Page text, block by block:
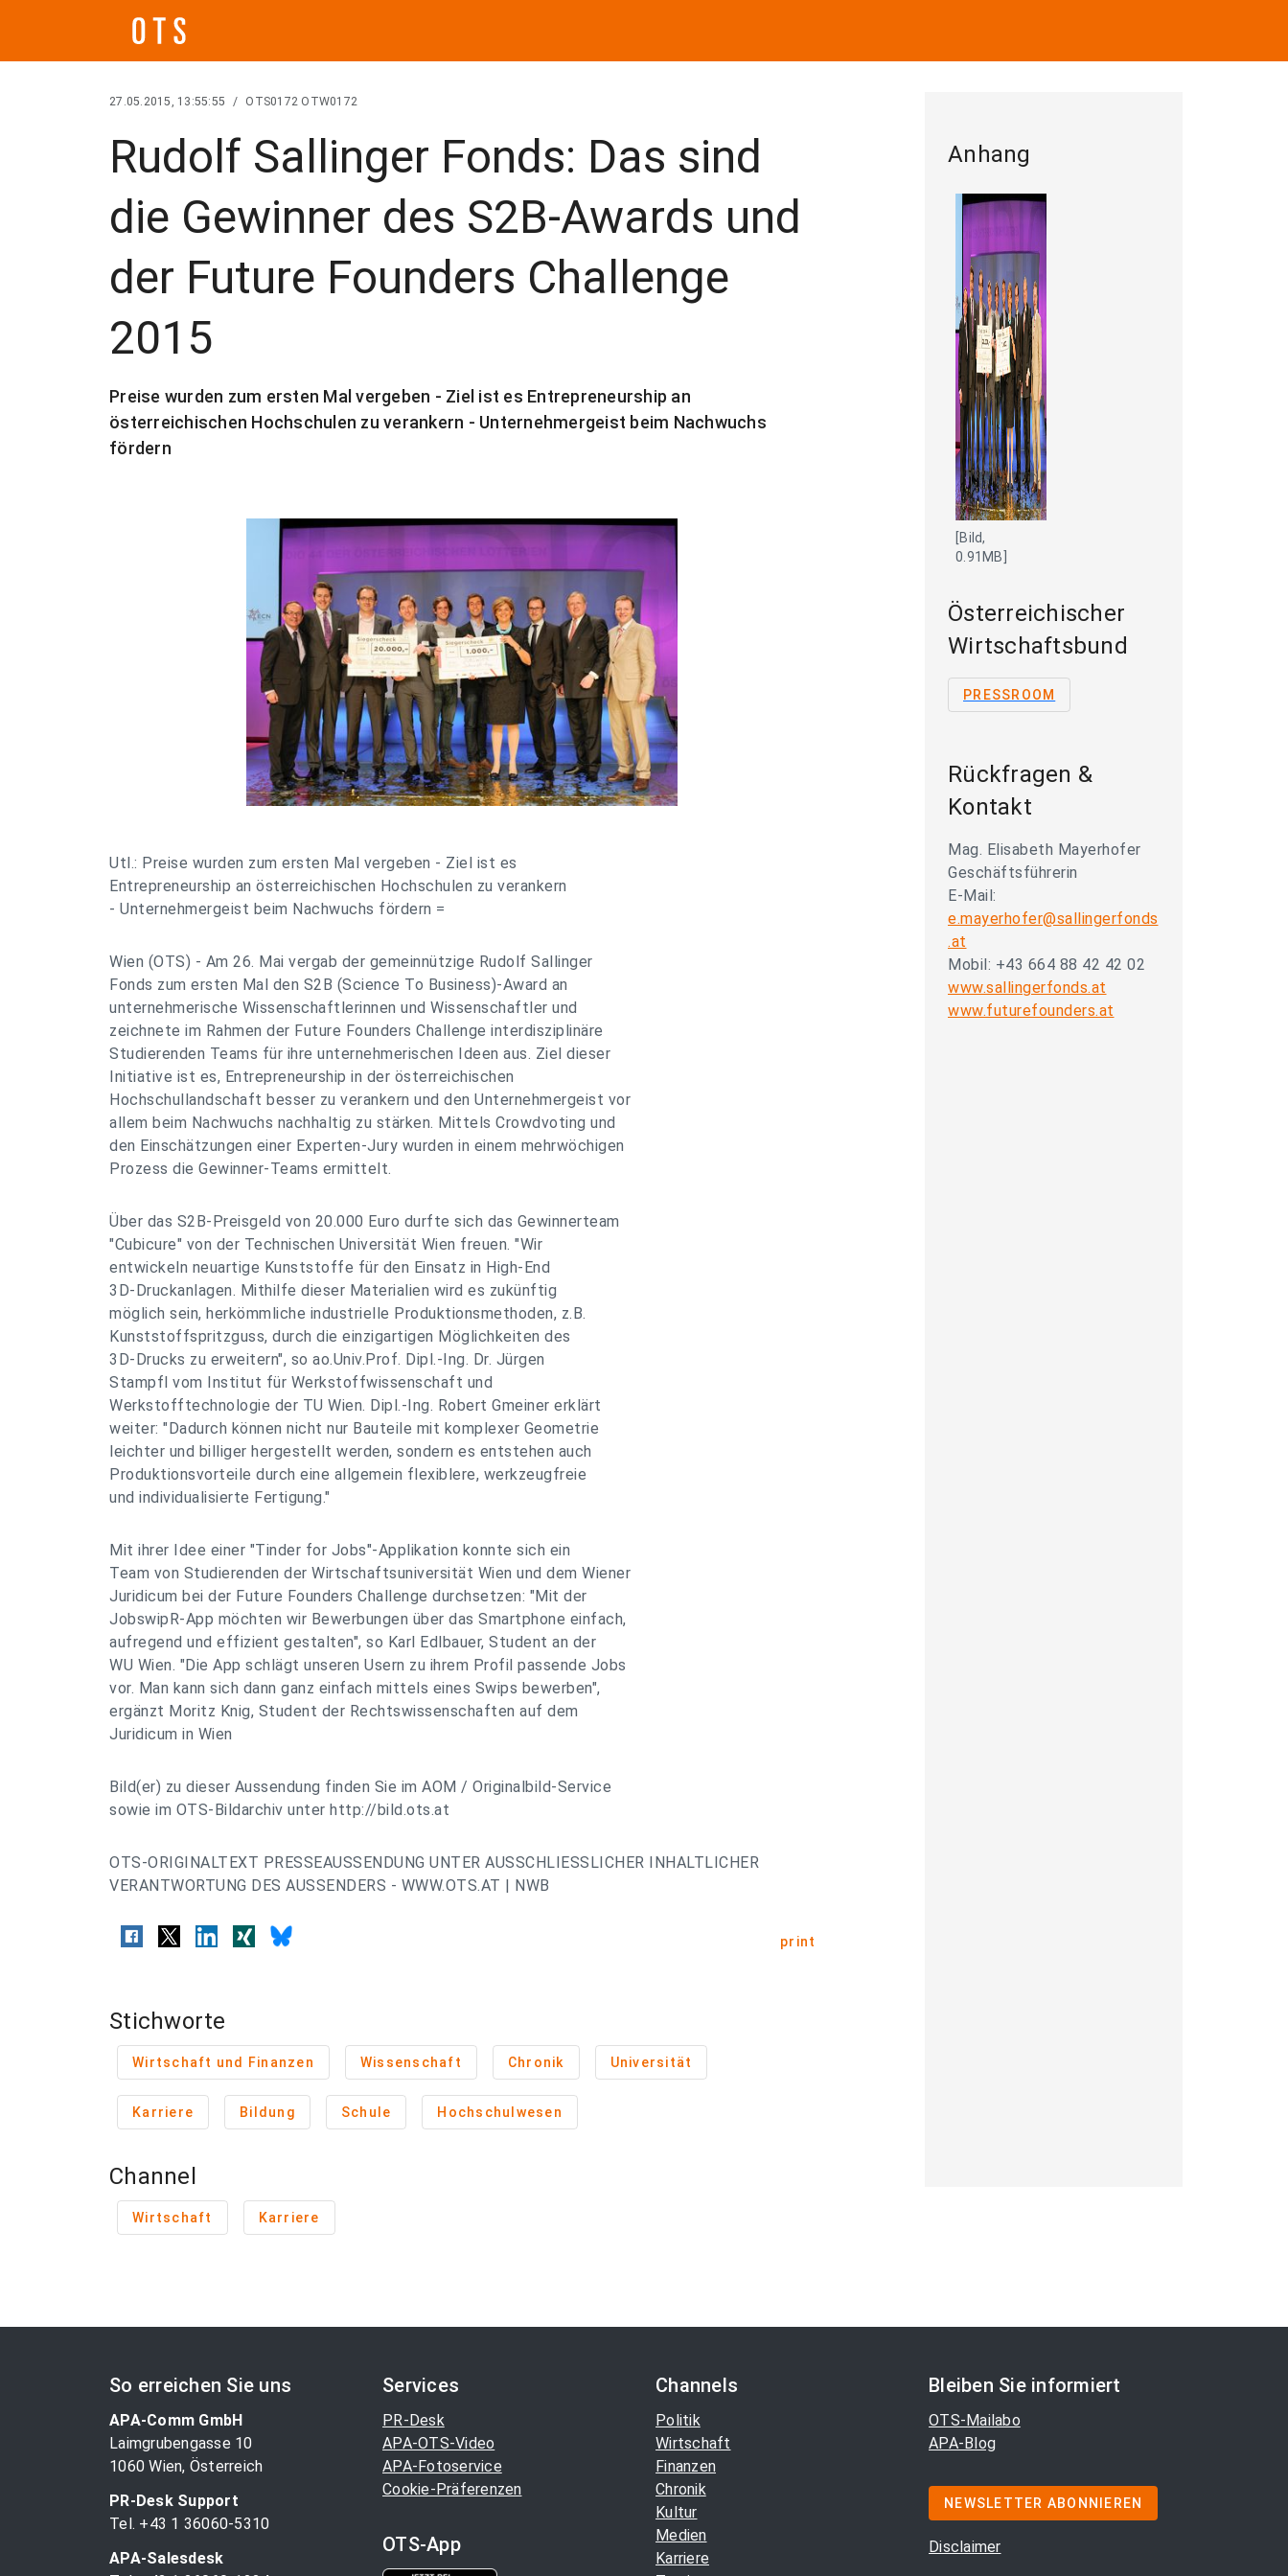
27.05.2015, 13:55:55 / OTS0172 OTW0172
Rudolf Sallinger Fonds: Das sind
die Gewinner des S2B-Awards und
der Future Founders Challenge
2015
Preise wurden zum ersten Mal vergeben - Ziel ist es Entrepreneurship an
österreichischen Hochschulen zu verankern - Unternehmergeist beim Nachwuchs
fördern
Utl.: Preise wurden zum ersten Mal vergeben - Ziel ist es
Entrepreneurship an österreichischen Hochschulen zu verankern
- Unternehmergeist beim Nachwuchs fördern =
Wien (OTS) - Am 26. Mai vergab der gemeinnützige Rudolf Sallinger
Fonds zum ersten Mal den S2B (Science To Business)-Award an
unternehmerische Wissenschaftlerinnen und Wissenschaftler und
zeichnete im Rahmen der Future Founders Challenge interdisziplinäre
Studierenden Teams für ihre unternehmerischen Ideen aus. Ziel dieser
Initiative ist es, Entrepreneurship in der österreichischen
Hochschullandschaft besser zu verankern und den Unternehmergeist vor
allem beim Nachwuchs nachhaltig zu stärken. Mittels Crowdvoting und
den Einschätzungen einer Experten-Jury wurden in einem mehrwöchigen
Prozess die Gewinner-Teams ermittelt.
Über das S2B-Preisgeld von 20.000 Euro durfte sich das Gewinnerteam
"Cubicure" von der Technischen Universität Wien freuen. "Wir
entwickeln neuartige Kunststoffe für den Einsatz in High-End
3D-Druckanlagen. Mithilfe dieser Materialien wird es zukünftig
möglich sein, herkömmliche industrielle Produktionsmethoden, z.B.
Kunststoffspritzguss, durch die einzigartigen Möglichkeiten des
3D-Drucks zu erweitern", so ao.Univ.Prof. Dipl.-Ing. Dr. Jürgen
Stampfl vom Institut für Werkstoffwissenschaft und
Werkstofftechnologie der TU Wien. Dipl.-Ing. Robert Gmeiner erklärt
weiter: "Dadurch können nicht nur Bauteile mit komplexer Geometrie
leichter und billiger hergestellt werden, sondern es entstehen auch
Produktionsvorteile durch eine allgemein flexiblere, werkzeugfreie
und individualisierte Fertigung."
Mit ihrer Idee einer "Tinder for Jobs"-Applikation konnte sich ein
Team von Studierenden der Wirtschaftsuniversität Wien und dem Wiener
Juridicum bei der Future Founders Challenge durchsetzen: "Mit der
JobswipR-App möchten wir Bewerbungen über das Smartphone einfach,
aufregend und effizient gestalten", so Karl Edlbauer, Student an der
WU Wien. "Die App schlägt unseren Usern zu ihrem Profil passende Jobs
vor. Man kann sich dann ganz einfach mittels eines Swips bewerben",
ergänzt Moritz Knig, Student der Rechtswissenschaften auf dem
Juridicum in Wien
Bild(er) zu dieser Aussendung finden Sie im AOM / Originalbild-Service
sowie im OTS-Bildarchiv unter http://bild.ots.at
OTS-ORIGINALTEXT PRESSEAUSSENDUNG UNTER AUSSCHLIESSLICHER INHALTLICHER
VERANTWORTUNG DES AUSSENDERS - WWW.OTS.AT | NWB
print
Stichworte
Wirtschaft und Finanzen Wissenschaft Chronik Universität
Karriere Bildung Schule Hochschulwesen
Channel
Wirtschaft Karriere
Anhang
[Bild,
0.91MB]
Österreichischer
Wirtschaftsbund
PRESSROOM
Rückfragen &
Kontakt
Mag. Elisabeth Mayerhofer
Geschäftsführerin
E-Mail:
e.mayerhofer@sallingerfonds
.at
Mobil: +43 664 88 42 42 02
www.sallingerfonds.at
www.futurefounders.at
So erreichen Sie uns
APA-Comm GmbH
Laimgrubengasse 10
1060 Wien, Österreich
PR-Desk Support
Tel. +43 1 36060-5310
APA-Salesdesk
Services
PR-Desk
APA-OTS-Video
APA-Fotoservice
Cookie-Präferenzen
OTS-App
Channels
Politik
Wirtschaft
Finanzen
Chronik
Kultur
Medien
Karriere
Bleiben Sie informiert
OTS-Mailabo
APA-Blog
NEWSLETTER ABONNIEREN
Disclaimer